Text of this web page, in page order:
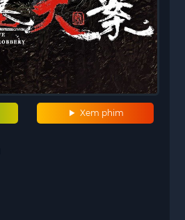
Xem phim